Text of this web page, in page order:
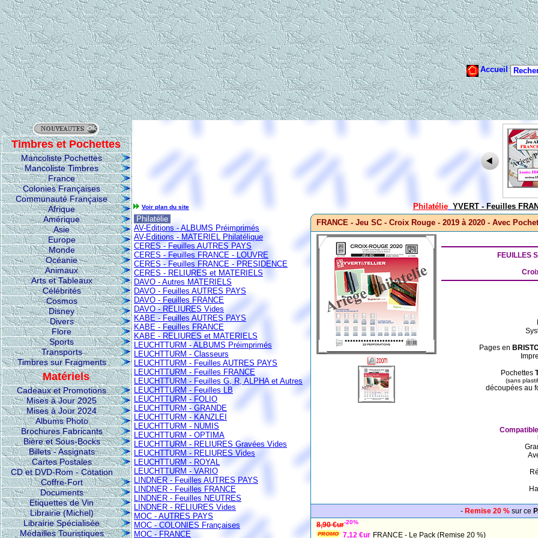
Timbres et Pochettes
Mancoliste Pochettes
Mancoliste Timbres
France
Colonies Françaises
Communauté Française
Afrique
Amérique
Asie
Europe
Monde
Océanie
Animaux
Arts et Tableaux
Célébrités
Cosmos
Disney
Divers
Flore
Sports
Transports
Timbres sur Fragments
Matériels
Cadeaux et Promotions
Mises à Jour 2025
Mises à Jour 2024
Albums Photo
Brochures Fabricants
Bière et Sous-Bocks
Billets - Assignats
Cartes Postales
CD et DVD-Rom - Cotation
Coffre-Fort
Documents
Etiquettes de Vin
Librairie (Michel)
Librairie Spécialisée
Médailles Touristiques
Voir plan du site Philatélie YVERT - Feuilles
Philatélie
AV-Editions - ALBUMS Préimprimés
AV-Editions - MATERIEL Philatélique
CERES - Feuilles AUTRES PAYS
CERES - Feuilles FRANCE - LOUVRE
CERES - Feuilles FRANCE - PRESIDENCE
CERES - RELIURES et MATERIELS
DAVO - Autres MATERIELS
DAVO - Feuilles AUTRES PAYS
DAVO - Feuilles FRANCE
DAVO - RELIURES Vides
KABE - Feuilles AUTRES PAYS
KABE - Feuilles FRANCE
KABE - RELIURES et MATERIELS
LEUCHTTURM - ALBUMS Préimprimés
LEUCHTTURM - Classeurs
LEUCHTTURM - Feuilles AUTRES PAYS
LEUCHTTURM - Feuilles FRANCE
LEUCHTTURM - Feuilles G, R, ALPHA et Autres
LEUCHTTURM - Feuilles LB
LEUCHTTURM - FOLIO
LEUCHTTURM - GRANDE
LEUCHTTURM - KANZLEI
LEUCHTTURM - NUMIS
LEUCHTTURM - OPTIMA
LEUCHTTURM - RELIURES Gravées Vides
LEUCHTTURM - RELIURES Vides
LEUCHTTURM - ROYAL
LEUCHTTURM - VARIO
LINDNER - Feuilles AUTRES PAYS
LINDNER - Feuilles FRANCE
LINDNER - Feuilles NEUTRES
LINDNER - RELIURES Vides
MOC - AUTRES PAYS
MOC - COLONIES Françaises
MOC - FRANCE
FRANCE - Jeu SC - Croix Rouge - 2019 à 2020 - Avec
FEUILLES
Pages en
Pochettes
(sans
découpées au
- Remise 20 % sur ce
8,90 €ur-20%
7,12 €ur FRANCE - Le Pack (Remise 20 %)